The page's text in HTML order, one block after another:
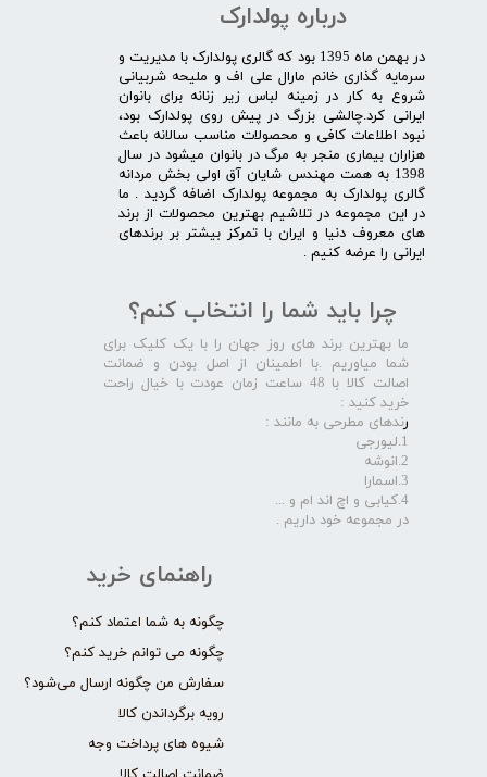
درباره پولدارک
در بهمن ماه 1395 بود که گالری پولدارک با مدیریت و
سرمایه گذاری خانم مارال علی اف و ملیحه شربیانی
شروع به کار در زمینه لباس زیر زنانه برای بانوان
ایرانی کرد.چالشی بزرگ در پیش روی پولدارک بود،
نبود اطلاعات کافی و محصولات مناسب سالانه باعث
هزاران بیماری منجر به مرگ در بانوان میشود در سال
1398 به همت مهندس شایان آق اولی بخش مردانه
گالری پولدارک به مجموعه پولدارک اضافه گردید . ما
در این مجموعه در تلاشیم بهترین محصولات از برند
های معروف دنیا و ایران با تمرکز بیشتر بر برندهای
ایرانی را عرضه کنیم .​​​​​​​
راهنمای خرید
چگونه به شما اعتماد کنم؟
چگونه می توانم خرید کنم؟
سفارش من چگونه ارسال می‌شود؟
رویه برگرداندن کالا
شیوه های پرداخت وجه
چرا باید شما را انتخاب کنم؟
ما بهترین برند های روز جهان را با یک کلیک برای
شما میاوریم .با اطمینان از اصل بودن و ضمانت
اصالت کالا با 48 ساعت زمان عودت با خیال راحت
خرید کنید :
رندهای مطرحی به مانند :
1.لیورجی
2.انوشه
3.اسمارا
4.کیابی و اچ اند ام و ...
در مجموعه خود داریم .​​​​​​​